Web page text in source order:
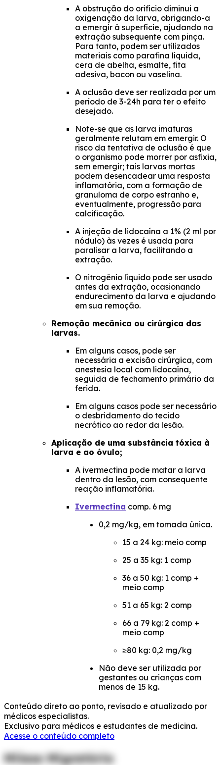
A obstrução do orifício diminui a
oxigenação da larva, obrigando-a
a emergir à superfície, ajudando na
extração subsequente com pinça.
Para tanto, podem ser utilizados
materiais como parafina líquida,
cera de abelha, esmalte, fita
adesiva, bacon ou vaselina.
A oclusão deve ser realizada por um
período de 3-24h para ter o efeito
desejado.
Note-se que as larva imaturas
geralmente relutam em emergir. O
risco da tentativa de oclusão é que
o organismo pode morrer por asfixia,
sem emergir; tais larvas mortas
podem desencadear uma resposta
inflamatória, com a formação de
granuloma de corpo estranho e,
eventualmente, progressão para
calcificação.
A injeção de lidocaína a 1% (2 ml por
nódulo) às vezes é usada para
paralisar a larva, facilitando a
extração.
O nitrogênio líquido pode ser usado
antes da extração, ocasionando
endurecimento da larva e ajudando
em sua remoção.
Remoção mecânica ou cirúrgica das
larvas.
Em alguns casos, pode ser
necessária a excisão cirúrgica, com
anestesia local com lidocaína,
seguida de fechamento primário da
ferida.
Em alguns casos pode ser necessário
o desbridamento do tecido
necrótico ao redor da lesão.
Aplicação de uma substância tóxica à
larva e ao óvulo;
A ivermectina pode matar a larva
dentro da lesão, com consequente
reação inflamatória.
Ivermectina comp. 6 mg
0,2 mg/kg, em tomada única.
15 a 24 kg: meio comp
25 a 35 kg: 1 comp
36 a 50 kg: 1 comp +
meio comp
51 a 65 kg: 2 comp
66 a 79 kg: 2 comp +
meio comp
≥80 kg: 0,2 mg/kg
Não deve ser utilizada por
gestantes ou crianças com
menos de 15 kg.
Conteúdo direto ao ponto, revisado e atualizado por
médicos especialistas.
Exclusivo para médicos e estudantes de medicina.
Acesse o conteúdo completo
Miíase Migratória